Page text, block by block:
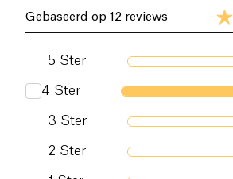
Gebaseerd op 12 reviews
5 Ster
4 Ster
3 Ster
2 Ster